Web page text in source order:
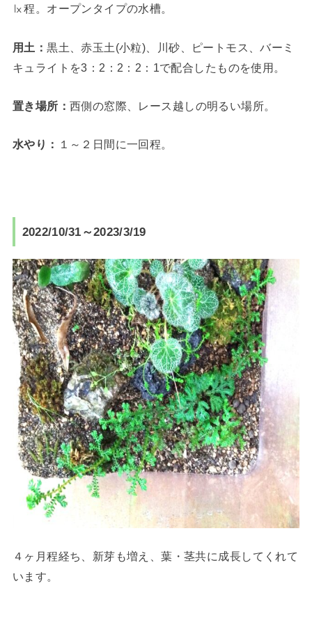
㏓程。オープンタイプの水槽。
用土：黒土、赤玉土(小粒)、川砂、ピートモス、バーミ
キュライトを3：2：2：2：1で配合したものを使用。
置き場所： 西側の窓際、レース越しの明るい場所。
水やり： １～２日間に一回程。
2022/10/31～2023/3/19
４ヶ月程経ち、新芽も増え、葉・茎共に成長してくれて
います。